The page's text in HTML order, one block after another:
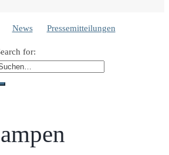
News Pressemitteilungen
for: